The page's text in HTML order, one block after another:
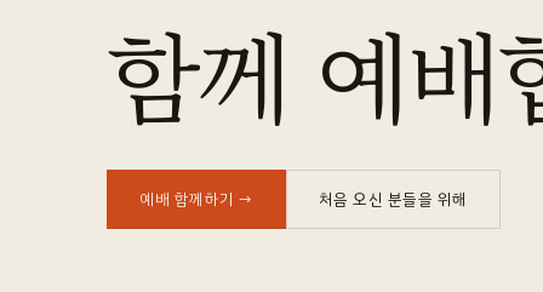
함께 예배
예배 함께하기 → 처음 오신 분들을 위해